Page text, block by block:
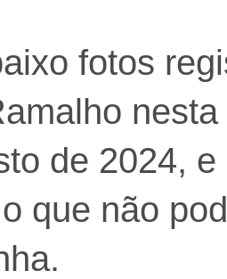
fotos
de 2024,
que não